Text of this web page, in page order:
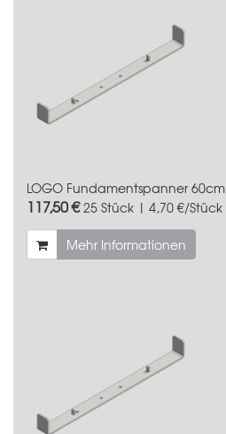
LOGO Fundamentspanner 60cm
117,50 €25 Stück | 4,70 €/Stück
Mehr Informationen